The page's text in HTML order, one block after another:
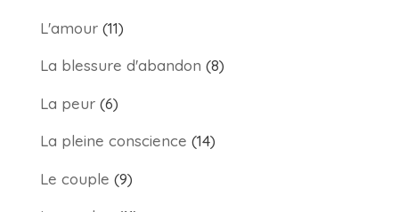
L'amour(11)
La blessure d'abandon (8)
La peur(6)
La pleine conscience (14)
Le couple (9)